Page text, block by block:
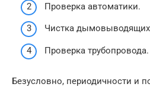
Проверка автоматики.
Чистка дымовыводящих
Проверка трубопровода.
Безусловно, периодичности и